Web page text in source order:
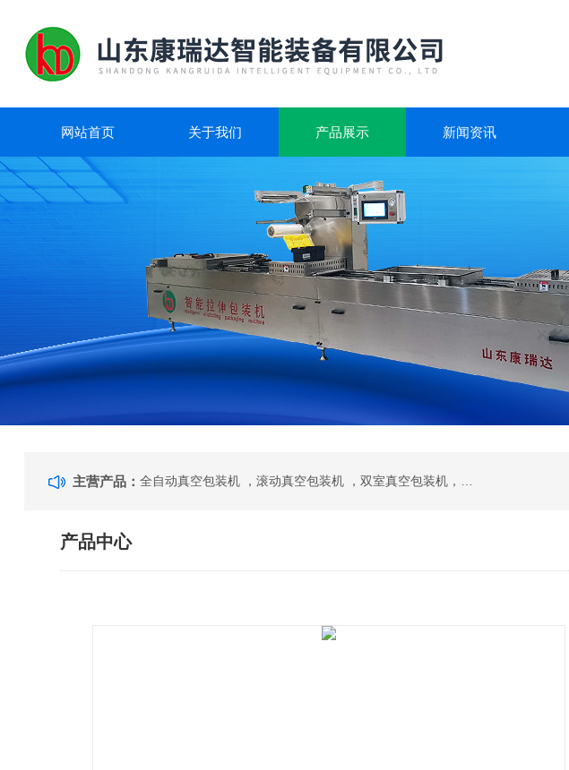
网站首页 关于我们 产品展示 新闻资讯
主营产品：
产品中心